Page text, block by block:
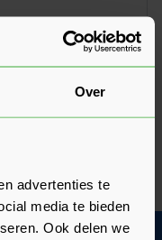
Over
advertenties te
media te bieden
Ook delen we
en super